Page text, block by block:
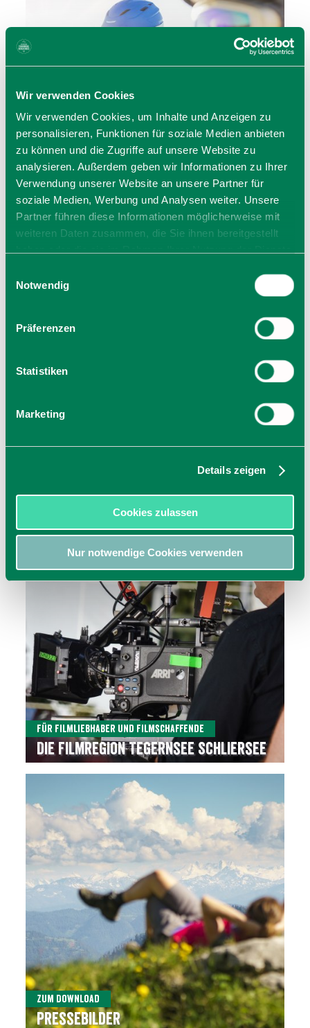
Wir verwenden Cookies
Wir verwenden Cookies, um Inhalte und Anzeigen zu
personalisieren, Funktionen für soziale Medien anbieten
zu können und die Zugriffe auf unsere Website zu
analysieren. Außerdem geben wir Informationen zu Ihrer
Verwendung unserer Website an unsere Partner für
soziale Medien, Werbung und Analysen weiter. Unsere
Partner führen diese Informationen möglicherweise mit
weiteren Daten zusammen, die Sie ihnen bereitgestellt
Cookies, wenn Sie unsere Webseite weiterhin nutzen.
Notwendig
Präferenzen
Statistiken
Marketing
Details zeigen
Cookies zulassen
Nur notwendige Cookies verwenden
Aktuelle Wintersport-Bedingungen
Schneebericht
Für Filmliebhaber und Filmschaffende
Die Filmregion Tegernsee Schliersee
Zum Download
Pressebilder